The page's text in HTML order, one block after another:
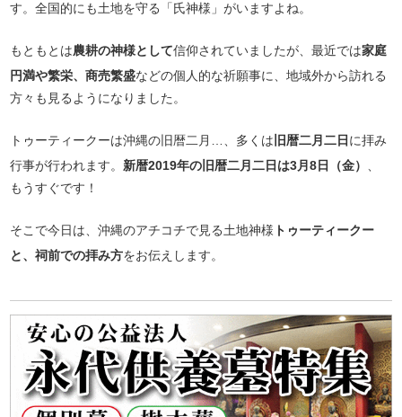
す。全国的にも土地を守る「氏神様」がいますよね。
もともとは農耕の神様として信仰されていましたが、最近では家庭
円満や繁栄、商売繁盛などの個人的な祈願事に、地域外から訪れる
方々も見るようになりました。
トゥーティークーは沖縄の旧暦二月…、多くは 旧暦二月二日 に拝み
行事が行われます。 新暦2019年の旧暦二月二日は3月8日（金）
もうすぐです！
そこで今日は、沖縄のアチコチで見る土地神様 トゥーティークー
と、祠前での拝み方をお伝えします。